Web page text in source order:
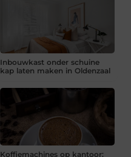
Inbouwkast onder schuine
kap laten maken in Oldenzaal
Koffiemachines op kantoor: